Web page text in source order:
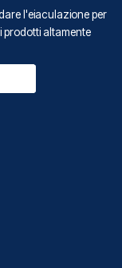
l'eiaculazione per
prodotti altamente